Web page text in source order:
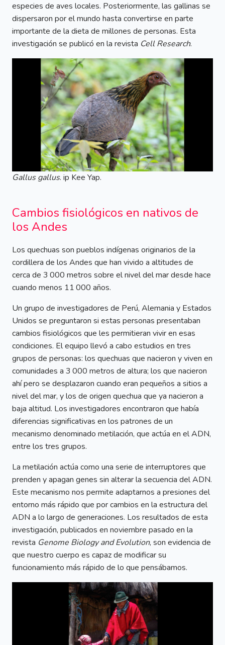
especies de aves locales. Posteriormente, las gallinas se
dispersaron por el mundo hasta convertirse en parte
importante de la dieta de millones de personas. Esta
investigación se publicó en la revista Cell Research.
Gallus gallus. ip Kee Yap.
Cambios fisiológicos en nativos de
los Andes
Los quechuas son pueblos indígenas originarios de la
cordillera de los Andes que han vivido a altitudes de
cerca de 3 000 metros sobre el nivel del mar desde hace
cuando menos 11 000 años.
Un grupo de investigadores de Perú, Alemania y Estados
Unidos se preguntaron si estas personas presentaban
cambios fisiológicos que les permitieran vivir en esas
condiciones. El equipo llevó a cabo estudios en tres
grupos de personas: los quechuas que nacieron y viven en
comunidades a 3 000 metros de altura; los que nacieron
ahí pero se desplazaron cuando eran pequeños a sitios a
nivel del mar, y los de origen quechua que ya nacieron a
baja altitud. Los investigadores encontraron que había
diferencias significativas en los patrones de un
mecanismo denominado metilación, que actúa en el ADN,
entre los tres grupos.
La metilación actúa como una serie de interruptores que
prenden y apagan genes sin alterar la secuencia del ADN.
Este mecanismo nos permite adaptarnos a presiones del
entorno más rápido que por cambios en la estructura del
ADN a lo largo de generaciones. Los resultados de esta
investigación, publicados en noviembre pasado en la
revista Genome Biology and Evolution, son evidencia de
que nuestro cuerpo es capaz de modificar su
funcionamiento más rápido de lo que pensábamos.